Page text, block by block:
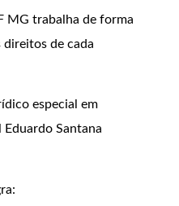
MG trabalha de forma
direitos de cada
especial em
Santana